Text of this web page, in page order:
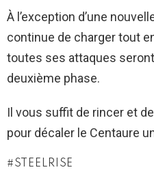
À l’exception d’une
continue de charger tout
toutes ses attaques
deuxième phase.
Il vous suffit de rincer et
pour décaler le Centaure
STEELRISE